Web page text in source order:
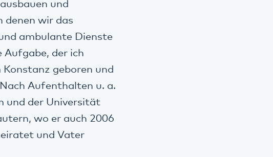
und
denen wir das
ambulante Dienste
Aufgabe, der ich
geboren und
Aufenthalten u. a.
und der Universität
wo er auch 2006
und Vater